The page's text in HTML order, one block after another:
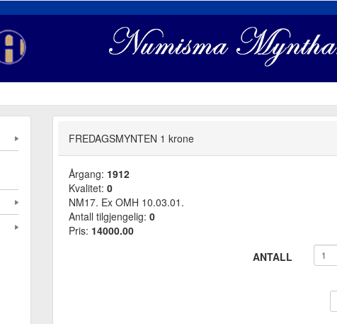
FREDAGSMYNTEN 1 krone
Årgang: 1912
Kvalitet: 0
NM17. Ex OMH 10.03.01.
Antall tilgjengelig: 0
Pris: 14000.00
ANTALL